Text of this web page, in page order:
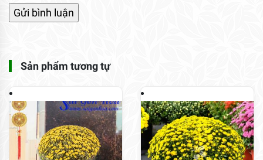
Sản phẩm tương tự